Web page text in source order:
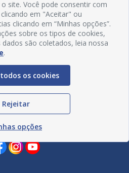
site. Você pode consentir com
em "Aceitar" ou
clicando em “Minhas opções”.
sobre os tipos de cookies,
são coletados, leia nossa
.
os cookies
Rejeitar
opções